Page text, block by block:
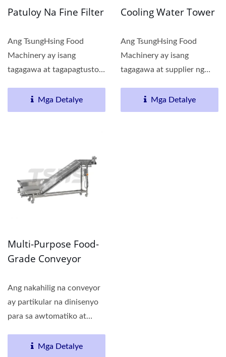
Patuloy Na Fine Filter
Ang TsungHsing Food
Machinery ay isang
tagagawa at tagapagtustos
Mga Detalye
Cooling Water Tower
Ang TsungHsing Food
Machinery ay isang
tagagawa at supplier ng
machine....Mga Detalye
Multi-Purpose Food-
Grade Conveyor
Ang nakahilig na conveyor
ay partikular na dinisenyo
para sa awtomatiko at
produksyon...Mga Detalye